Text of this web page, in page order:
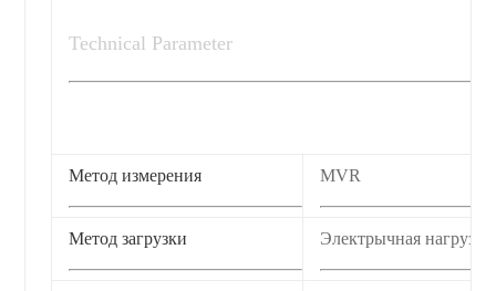
Technical Parameter
Метод измерения MVR
Метод загрузки Электрычная нагрузка